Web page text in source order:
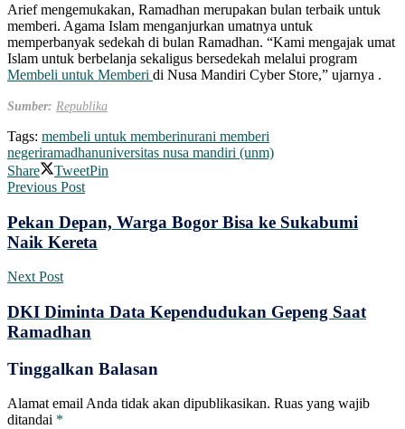
Arief mengemukakan, Ramadhan merupakan bulan terbaik untuk
memberi. Agama Islam menganjurkan umatnya untuk
memperbanyak sedekah di bulan Ramadhan. “Kami mengajak umat
Islam untuk berbelanja sekaligus bersedekah melalui program
Membeli untuk Memberi di Nusa Mandiri Cyber Store,” ujarnya .
Sumber: Republika
Tags: membeli untuk memberinurani memberi
negeriramadhanuniversitas nusa mandiri (unm)
Share
TweetPin
Previous Post
Pekan Depan, Warga Bogor Bisa ke Sukabumi
Naik Kereta
Next Post
DKI Diminta Data Kependudukan Gepeng Saat
Ramadhan
Tinggalkan Balasan
Alamat email Anda tidak akan dipublikasikan. Ruas yang wajib
ditandai *